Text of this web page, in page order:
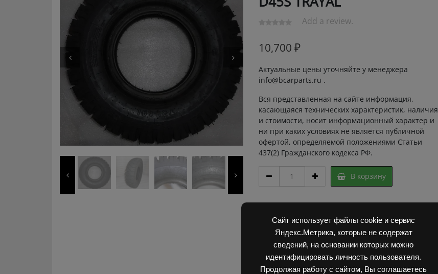
Сайт использует файлы cookie и сервис
Яндекс.Метрика, которые не содержат
сведений, на основании которых можно
идентифицировать личность пользователя.
Продолжая работу с сайтом, Вы соглашаетесь
Add a review.
10,700 ₽
Актуальные цены уточняйте у менеджера
info@bcarparts.ru .
Вся представленная на сайте информация,
касающаяся технических характеристик, наличия
и стоимости, носит информационный характер и
ни при каких условиях не является публичной
офертой, определяемой положениями Статьи
437(2) Гражданского кодекса РФ.
ШИНОКОМПЛЕКТ
7.00-
ПОК.+КАМ.+ОБ.ЛЕН.
D45S
TRAYAL
quantity
В корзину
Категорий:Запчасти Балканкар,Погрузчик ДВ
1661 , 1621
Погрузчик ЕВ 717 Погрузчик ЕВ 735
Шинокомплекты/Покрышки